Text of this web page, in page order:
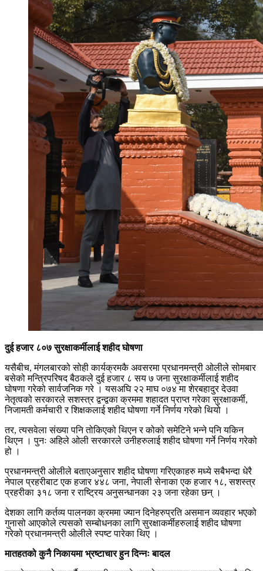
दुई हजार ८०७ सुरक्षाकर्मीलाई शहीद घोषणा
यसैबीच, मंगलबारको सोही कार्यक्रमकै अवसरमा प्रधानमन्त्री ओलीले सोमबार
बसेको मन्त्रिपरिषद बैठकले दुई हजार ८ सय ७ जना सुरक्षाकर्मीलाई शहीद
घोषणा गरेको सार्वजनिक गरे । यसअघि २२ माघ ०७४ मा शेरबहादुर देउवा
नेतृत्वको सरकारले सशस्त्र द्वन्द्वका क्रममा शहादत प्राप्त गरेका सुरक्षाकर्मी,
निजामती कर्मचारी र शिक्षकलाई शहीद घोषणा गर्ने निर्णय गरेको थियो ।
तर, त्यसवेला संख्या पनि तोकिएको थिएन र कोको समेटिने भन्ने पनि यकिन
थिएन । पुनः अहिले ओली सरकारले उनीहरुलाई शहीद घोषणा गर्ने निर्णय गरेको
हो ।
प्रधानमन्त्री ओलीले बताएअनुसार शहीद घोषणा गरिएकाहरु मध्ये सबैभन्दा धेरै
नेपाल प्रहरीबाट एक हजार ४४८ जना, नेपाली सेनाका एक हजार १८, सशस्त्र
प्रहरीका ३१८ जना र राष्ट्रिय अनुसन्धानका २३ जना रहेका छन् ।
देशका लागि कर्तव्य पालनका क्रममा ज्यान दिनेहरुप्रति असमान व्यवहार भएको
गुनासो आएकोले त्यसको सम्बोधनका लागि सुरक्षाकर्मीहरुलाई शहीद घोषणा
गरेको प्रधानमन्त्री ओलीले स्पष्ट पारेका थिए ।
मातहतको कुनै निकायमा भ्रष्टाचार हुन दिन्नः बादल